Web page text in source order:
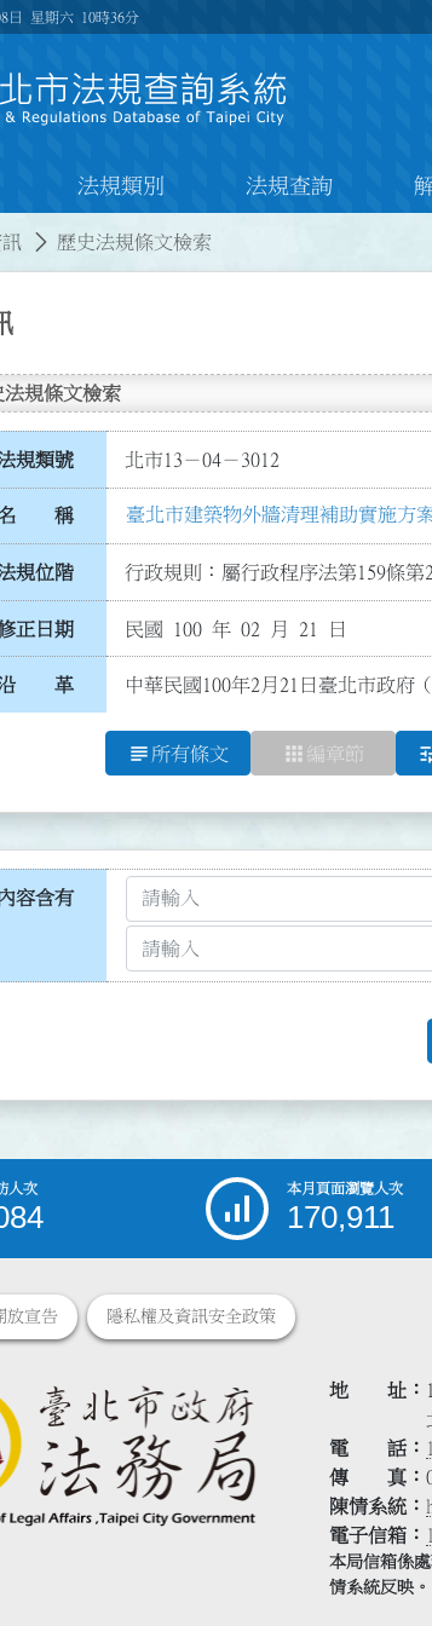
日 星期六 10時36分
法規類別 法規查詢
歷史法規條文檢索
規條文檢索
規類號 北市13－04－3012
稱 臺北市建築物外牆清理補助實施方
規位階 行政規則：屬行政程序法第159條第
正日期 民國 100 年 02 月 21 日
革 中華民國100年2月21日臺北市政府
subject 所有條文 apps 編章節
容含有
人次 本月頁面瀏覽人次
170,911
放宣告 隱私權及資訊安全政策
地 址
電 話
傳 真
陳情系統
電子信箱
本局信箱係
情系統反映。